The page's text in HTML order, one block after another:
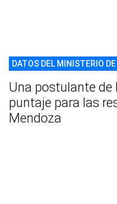
DATOS DEL MINISTERIO
Una postulante de
puntaje para las
Mendoza